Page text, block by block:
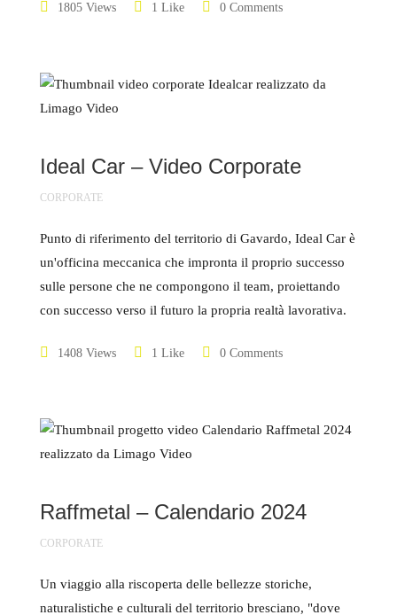
1805 Views 1 Like 0 Comments
Ideal Car – Video Corporate
CORPORATE
Punto di riferimento del territorio di Gavardo, Ideal Car è
un'officina meccanica che impronta il proprio successo
sulle persone che ne compongono il team, proiettando
con successo verso il futuro la propria realtà lavorativa.
1408 Views 1 Like 0 Comments
Raffmetal – Calendario 2024
CORPORATE
Un viaggio alla riscoperta delle bellezze storiche,
naturalistiche e culturali del territorio bresciano, "dove